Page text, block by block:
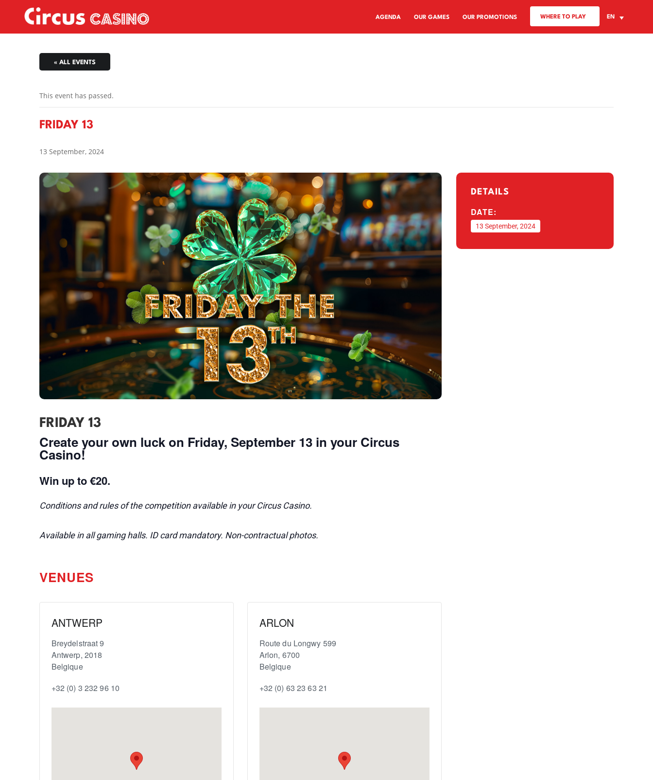
AGENDA OUR GAMES OUR PROMOTIONS WHERE TO PLAY EN
« ALL EVENTS
This event has passed.
FRIDAY 13
13 September, 2024
FRIDAY 13
Create your own luck on Friday, September 13 in your Circus
Casino!
Win up to €20.
Conditions and rules of the competition available in your Circus Casino.
Available in all gaming halls. ID card mandatory. Non-contractual photos.
DETAILS
DATE:
13 September, 2024
VENUES
ANTWERP
Breydelstraat 9
Antwerp, 2018
Belgique
+32 (0) 3 232 96 10
ARLON
Route du Longwy 599
Arlon, 6700
Belgique
+32 (0) 63 23 63 21